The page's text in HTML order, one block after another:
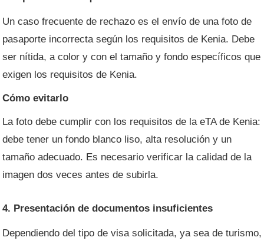
Un caso frecuente de rechazo es el envío de una foto de
pasaporte incorrecta según los requisitos de Kenia. Debe
ser nítida, a color y con el tamaño y fondo específicos que
exigen los requisitos de Kenia.
Cómo evitarlo
La foto debe cumplir con los requisitos de la eTA de Kenia:
debe tener un fondo blanco liso, alta resolución y un
tamaño adecuado. Es necesario verificar la calidad de la
imagen dos veces antes de subirla.
4. Presentación de documentos insuficientes
Dependiendo del tipo de visa solicitada, ya sea de turismo,